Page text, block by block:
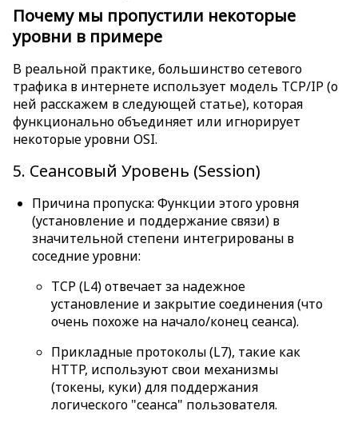
Почему мы пропустили некоторые
уровни в примере
В реальной практике, большинство сетевого
трафика в интернете использует модель TCP/IP (о
ней расскажем в следующей статье), которая
функционально объединяет или игнорирует
некоторые уровни OSI.
5. Сеансовый Уровень (Session)
Причина пропуска: Функции этого уровня
(установление и поддержание связи) в
значительной степени интегрированы в
соседние уровни:
TCP (L4) отвечает за надежное
установление и закрытие соединения (что
очень похоже на начало/конец сеанса).
Прикладные протоколы (L7), такие как
HTTP, используют свои механизмы
(токены, куки) для поддержания
логического "сеанса" пользователя.